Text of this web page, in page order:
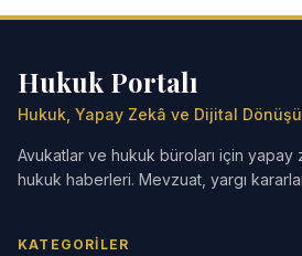
Hukuk Portalı
Hukuk, Yapay Zekâ ve Dijital
Avukatlar ve hukuk büroları için yapay
hukuk haberleri. Mevzuat, yargı
KATEGORILER